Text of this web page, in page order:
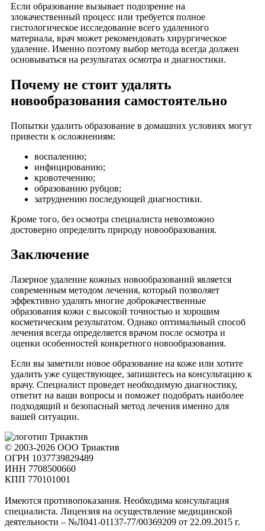
Если образование вызывает подозрение на
злокачественный процесс или требуется полное
гистологическое исследование всего удаленного
материала, врач может рекомендовать хирургическое
удаление. Именно поэтому выбор метода всегда должен
основываться на результатах осмотра и диагностики.
Почему не стоит удалять
новообразования самостоятельно
Попытки удалить образование в домашних условиях могут
привести к осложнениям:
воспалению;
инфицированию;
кровотечению;
образованию рубцов;
затруднению последующей диагностики.
Кроме того, без осмотра специалиста невозможно
достоверно определить природу новообразования.
Заключение
Лазерное удаление кожных новообразований является
современным методом лечения, который позволяет
эффективно удалять многие доброкачественные
образования кожи с высокой точностью и хорошим
косметическим результатом. Однако оптимальный способ
лечения всегда определяется врачом после осмотра и
оценки особенностей конкретного новообразования.
Если вы заметили новое образование на коже или хотите
удалить уже существующее, запишитесь на консультацию к
врачу. Специалист проведет необходимую диагностику,
ответит на ваши вопросы и поможет подобрать наиболее
подходящий и безопасный метод лечения именно для
вашей ситуации.
© 2003-2026 ООО Триактив
ОГРН 1037739829489
ИНН 7708500660
КПП 770101001
Имеются противопоказания. Необходима консультация
специалиста. Лицензия на осуществление медицинской
деятельности – №Л041-01137-77/00369209 от 22.09.2015 г.